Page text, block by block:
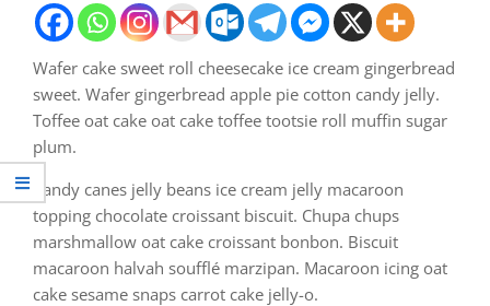
Wafer cake sweet roll cheesecake ice cream gingerbread
sweet. Wafer gingerbread apple pie cotton candy jelly.
Toffee oat cake oat cake toffee tootsie roll muffin sugar
plum.
Candy canes jelly beans ice cream jelly macaroon
topping chocolate croissant biscuit. Chupa chups
marshmallow oat cake croissant bonbon. Biscuit
macaroon halvah soufflé marzipan. Macaroon icing oat
cake sesame snaps carrot cake jelly-o.